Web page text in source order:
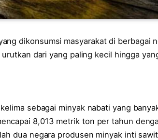
dikonsumsi masyarakat di berbagai
dari yang paling kecil hingga
sebagai minyak nabati yang
8,013 metrik ton per tahun
dua negara produsen minyak inti